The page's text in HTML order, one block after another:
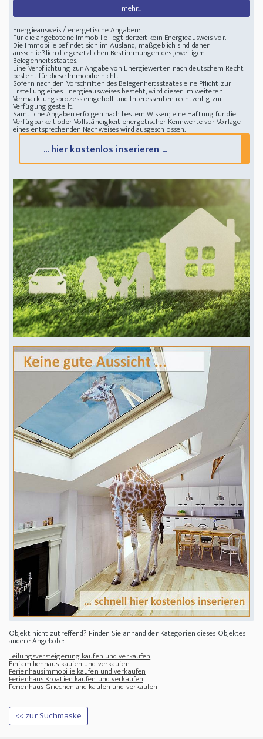
mehr...
Energieausweis / energetische Angaben:
Für die angebotene Immobilie liegt derzeit kein Energieausweis vor.
Die Immobilie befindet sich im Ausland; maßgeblich sind daher
ausschließlich die gesetzlichen Bestimmungen des jeweiligen
Belegenheitsstaates.
Eine Verpflichtung zur Angabe von Energiewerten nach deutschem Recht
besteht für diese Immobilie nicht.
Sofern nach den Vorschriften des Belegenheitsstaates eine Pflicht zur
Erstellung eines Energieausweises besteht, wird dieser im weiteren
Vermarktungsprozess eingeholt und Interessenten rechtzeitig zur
Verfügung gestellt.
Sämtliche Angaben erfolgen nach bestem Wissen; eine Haftung für die
Verfügbarkeit oder Vollständigkeit energetischer Kennwerte vor Vorlage
eines entsprechenden Nachweises wird ausgeschlossen.
... hier kostenlos inserieren ...
Objekt nicht zutreffend? Finden Sie anhand der Kategorien dieses Objektes
andere Angebote:
Teilungsversteigerung kaufen und verkaufen
Einfamilienhaus kaufen und verkaufen
Ferienhausimmobilie kaufen und verkaufen
Ferienhaus Kroatien kaufen und verkaufen
Ferienhaus Griechenland kaufen und verkaufen
<< zur Suchmaske